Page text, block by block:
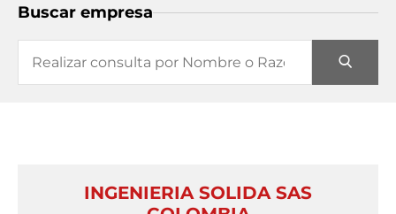
Buscar empresa
INGENIERIA SOLIDA SAS